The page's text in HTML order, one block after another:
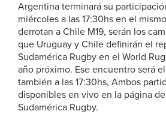
Argentina terminará su
miércoles a las 17:30hs en el
derrotan a Chile M19, serán los
que Uruguay y Chile definirán el
Sudamérica Rugby en el World
año próximo. Ese encuentro será
también a las 17:30hs, Ambos
disponibles en vivo en la página
Sudamérica Rugby.